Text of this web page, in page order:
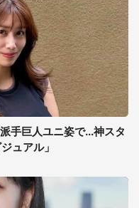
手巨人ユニ姿で...神スタ
ュアル」